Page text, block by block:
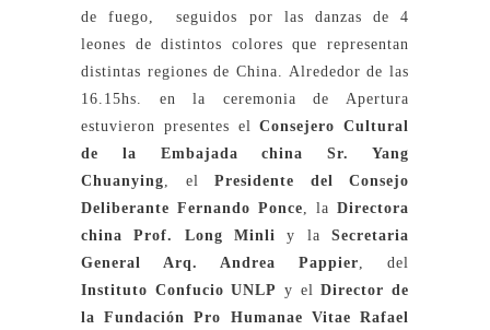
de fuego, seguidos por las danzas de 4
leones de distintos colores que representan
distintas regiones de China. Alrededor de las
16.15hs. en la ceremonia de Apertura
estuvieron presentes elConsejero Cultural
de la Embajada china Sr. Yang
Chuanying, el Presidente del Consejo
Deliberante Fernando Ponce, la Directora
china Prof. Long Minli y la Secretaria
General Arq. Andrea Pappier, del
Instituto Confucio UNLP y elDirector de
la Fundación Pro Humanae Vitae Rafael